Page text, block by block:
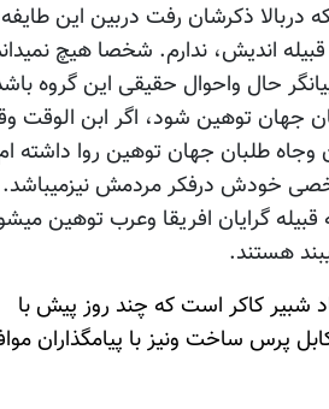
دربالا ذکرشان رفت دربین این طایفه
اندیش، ندارم. شخصا هیچ
حال واحوال حقیقی این گروه
جهان توهین شود، اگر ابن الوقت
طلبان جهان توهین روا داشته ام
شخصی خودش درفکر مردمش
قبیله گرایان افریقا وعرب توهین
هستند.
شبیر کاکر است که چند روز پیش با
پرس ساخت ونیز با پیامگذاران